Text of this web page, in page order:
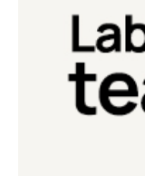
Laboratorio di